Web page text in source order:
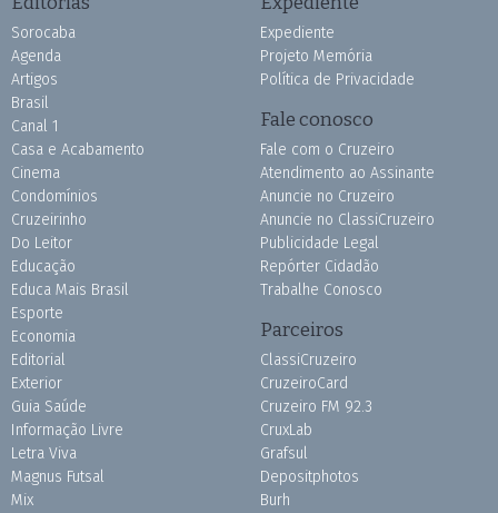
Sorocaba
Agenda
Artigos
Brasil
Canal 1
Casa e Acabamento
Cinema
Condomínios
Cruzeirinho
Do Leitor
Educação
Educa Mais Brasil
Esporte
Economia
Editorial
Exterior
Guia Saúde
Informação Livre
Letra Viva
Magnus Futsal
Mix
Expediente
Projeto Memória
Política de Privacidade
Fale conosco
Fale com o Cruzeiro
Atendimento ao Assinante
Anuncie no Cruzeiro
Anuncie no ClassiCruzeiro
Publicidade Legal
Repórter Cidadão
Trabalhe Conosco
Parceiros
ClassiCruzeiro
CruzeiroCard
Cruzeiro FM 92.3
CruxLab
Grafsul
Depositphotos
Burh